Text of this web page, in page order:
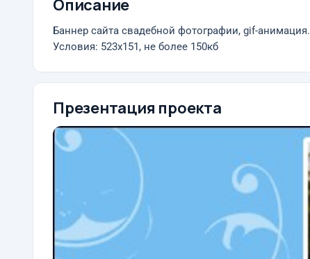
Описание
Баннер сайта свадебной фотографии, gif-анимация.
Условия: 523х151, не более 150кб
Презентация проекта